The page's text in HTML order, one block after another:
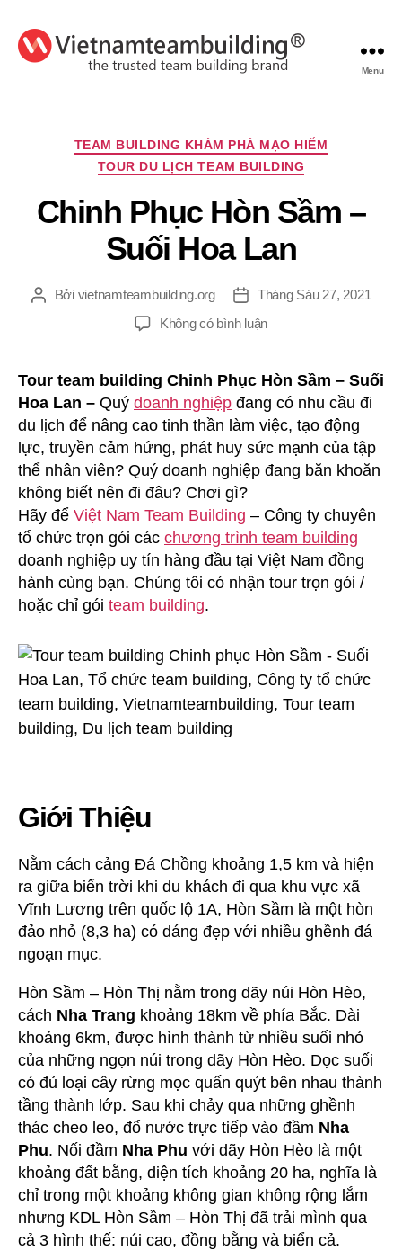
Menu
Chuyên
mục
TEAM BUILDING KHÁM PHÁ MẠO HIỂM
TOUR DU LỊCH TEAM BUILDING
Chinh Phục Hòn Sầm –
Suối Hoa Lan
TácBởi vietnamteambuilding.org
Ngày
đăng
Tháng Sáu 27, 2021
Không có bình luậnở
Hòn
Sầm
–
Suối
Hoa
Lan
Tour team building Chinh Phục Hòn Sầm – Suối
Hoa Lan – Quý doanh nghiệp đang có nhu cầu đi
du lịch để nâng cao tinh thần làm việc, tạo động
lực, truyền cảm hứng, phát huy sức mạnh của tập
thể nhân viên? Quý doanh nghiệp đang băn khoăn
không biết nên đi đâu? Chơi gì?
Hãy để Việt Nam Team Building – Công ty chuyên
tổ chức trọn gói các chương trình team building
doanh nghiệp uy tín hàng đầu tại Việt Nam đồng
hành cùng bạn. Chúng tôi có nhận tour trọn gói /
hoặc chỉ gói team building.
Giới Thiệu
Nằm cách cảng Đá Chồng khoảng 1,5 km và hiện
ra giữa biển trời khi du khách đi qua khu vực xã
Vĩnh Lương trên quốc lộ 1A, Hòn Sầm là một hòn
đảo nhỏ (8,3 ha) có dáng đẹp với nhiều ghềnh đá
ngoạn mục.
Hòn Sầm – Hòn Thị nằm trong dãy núi Hòn Hèo,
cách Nha Trang khoảng 18km về phía Bắc. Dài
khoảng 6km, được hình thành từ nhiều suối nhỏ
của những ngọn núi trong dãy Hòn Hèo. Dọc suối
có đủ loại cây rừng mọc quấn quýt bên nhau thành
tầng thành lớp. Sau khi chảy qua những ghềnh
thác cheo leo, đổ nước trực tiếp vào đầm Nha
Phu. Nối đầm Nha Phu với dãy Hòn Hèo là một
khoảng đất bằng, diện tích khoảng 20 ha, nghĩa là
chỉ trong một khoảng không gian không rộng lắm
nhưng KDL Hòn Sầm – Hòn Thị đã trải mình qua
cả 3 hình thế: núi cao, đồng bằng và biển cả.